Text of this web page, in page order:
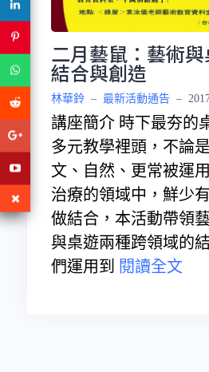
二月藝鼠：藝術
結合與創造
林華鈴 – 最新活動通告 –
講座簡介 時下最夯的
多元教學裡頭，不論
文、自然、更常被運
治療的領域中，鮮少
做結合，本活動帶領
與桌遊兩種跨領域的
們運用到 閱讀全文